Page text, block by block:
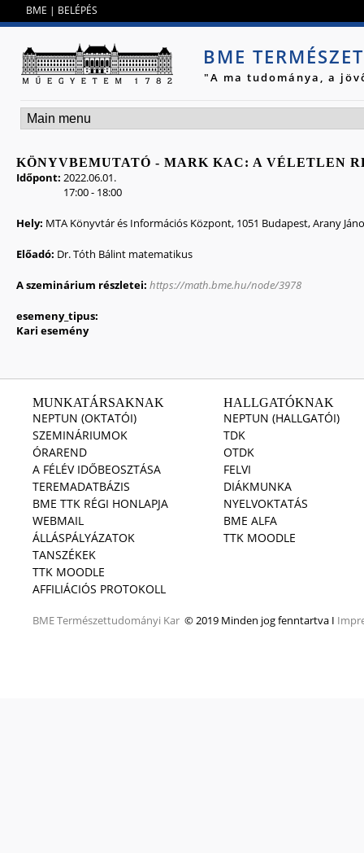
BME | BELÉPÉS
BME
"A ma tudománya, a
KÖNYVBEMUTATÓ - MARK KAC: A VÉLETLEN
Időpont: 2022.06.01.
17:00- 18:00
Hely: MTA Könyvtár és Információs Központ, 1051 Budapest, Arany
Előadó: Dr. Tóth Bálint matematikus
A szeminárium részletei: https://math.bme.hu/node/3978
esemeny_tipus:
Kari esemény
MUNKATÁRSAKNAK
NEPTUN (OKTATÓI)
SZEMINÁRIUMOK
ÓRAREND
A FÉLÉV IDŐBEOSZTÁSA
TEREMADATBÁZIS
BME TTK RÉGI HONLAPJA
WEBMAIL
ÁLLÁSPÁLYÁZATOK
TANSZÉKEK
TTK MOODLE
AFFILIÁCIÓS PROTOKOLL
BMETermészettudományi Kar © 2019 Minden jog fenntartva I
HALLGATÓKNAK
NEPTUN (HALLGATÓI)
TDK
OTDK
FELVI
DIÁKMUNKA
NYELVOKTATÁS
BME ALFA
TTK MOODLE